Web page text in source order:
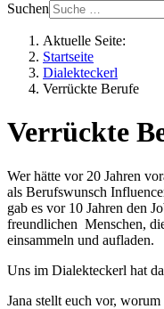
Suchen
Aktuelle Seite:
Startseite
Dialekteckerl
Verrückte Berufe
Verrückte
Wer hätte vor 20 Jahren
als Berufswunsch
gab es vor 10 Jahren den
freundlichen Menschen,
einsammeln und aufladen.
Uns im Dialekteckerl hat
Jana stellt euch vor,